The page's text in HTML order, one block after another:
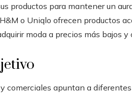
productos para mantener un
o Uniqlo ofrecen productos
moda a precios más bajos y
comerciales apuntan a